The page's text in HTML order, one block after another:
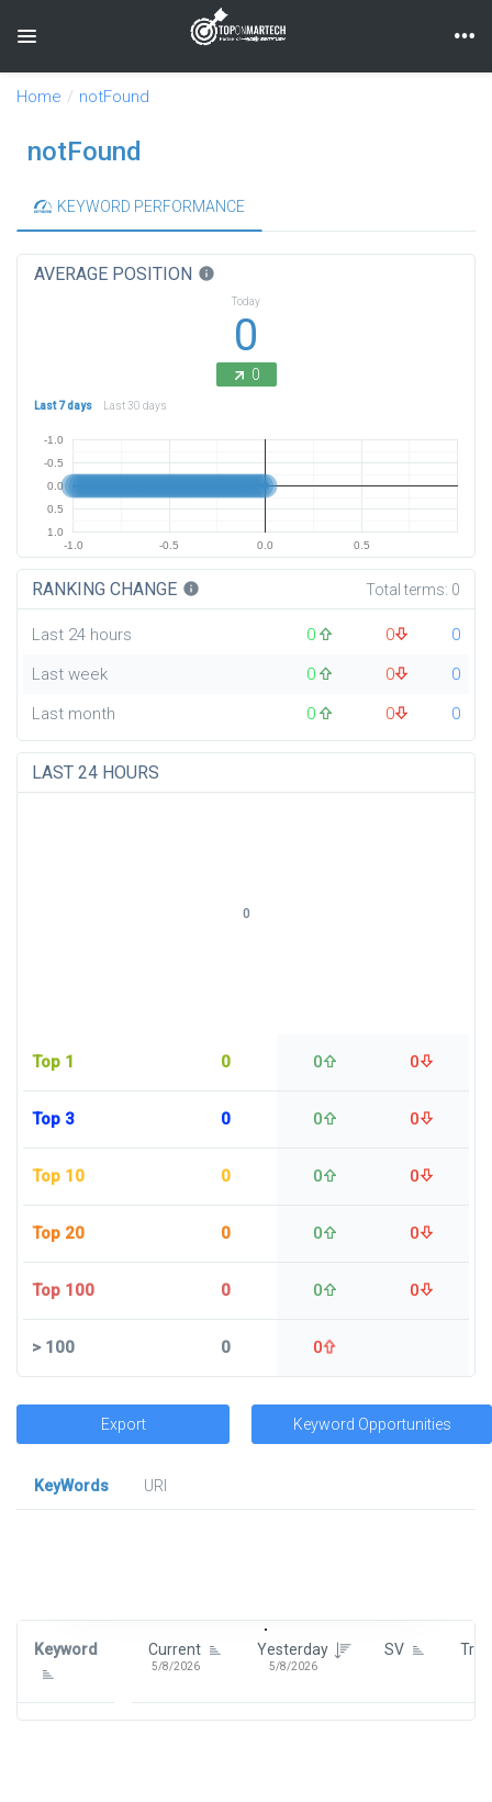
Toggle navigation
Home notFound
notFound
KEYWORD PERFORMANCE
AVERAGE POSITION info
Today
0
0
Last 7 days Last 30 days
-1.0 -0.5 0.0 0.5
-1.0
-0.5
0.0
0.5
1.0
RANKING CHANGE info Total terms: 0
Last 24 hours 0 0
0
Last week
0 0
0
Last month
0 0 0
LAST 24 HOURS
Top 1 0 0 0
Top 3 0 0 0
Top 10 0 0 0
Top 20 0 0 0
Top 100 0 0 0
>100 0 0
0
Export Keyword Opportunities
KeyWords
URl
Keyword Current
5/8/2026
Yesterday
5/8/2026
SV